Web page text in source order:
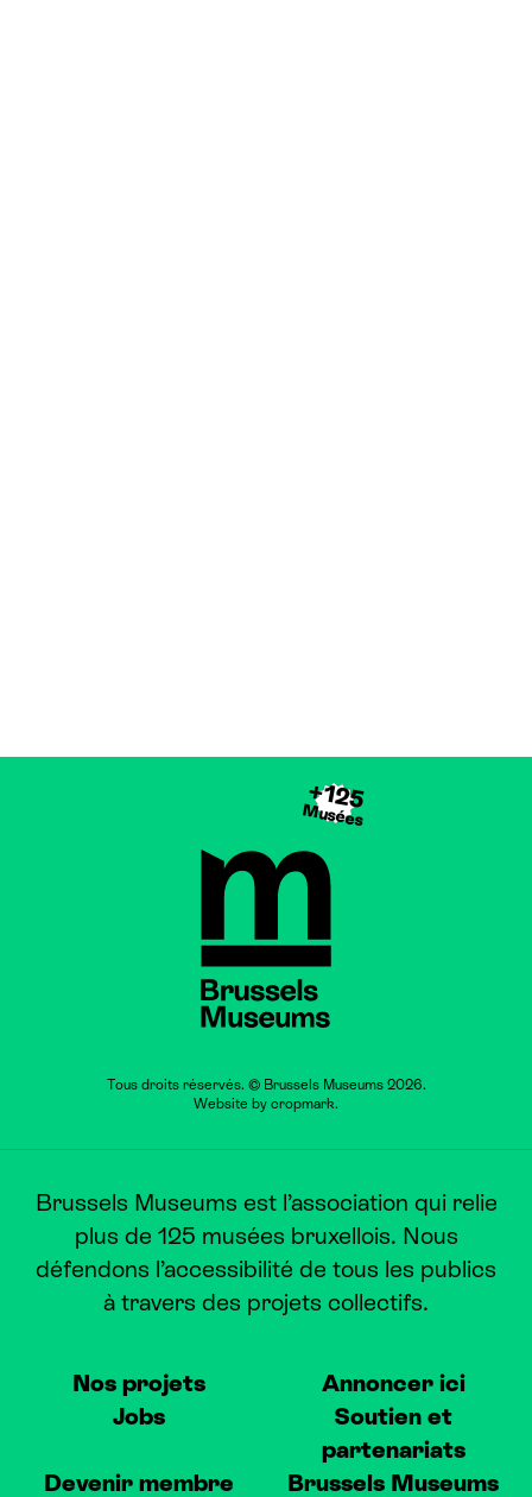
+125
Musées
Brussels Museums
Tous droits réservés. © Brussels Museums 2026.
Website by cropmark.
Brussels Museums est l’association qui relie
plus de 125 musées bruxellois. Nous
défendons l’accessibilité de tous les publics
à travers des projets collectifs.
Nos projets
Annoncer ici
Jobs
Soutien et
partenariats
Devenir membre
Brussels Museums